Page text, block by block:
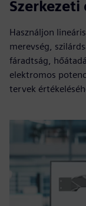
Használjon
merevség,
fáradtság,
elektromos
tervek